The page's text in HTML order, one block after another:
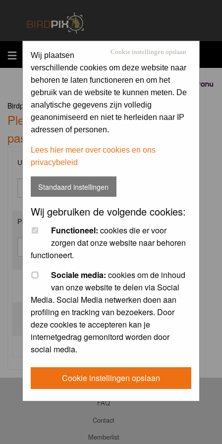
MENU
Sponsored by
Cookie instellingen opslaan
Wij plaatsen
verschillende cookies om deze website naar
behoren te laten functioneren en om het
gebruik van de website te kunnen meten. De
analytische gegevens zijn volledig
geanonimiseerd en niet te herleiden naar IP
adressen of personen.
Lees hier meer over cookies en ons
privacybeleid
Standaard instellingen
Wij gebruiken de volgende cookies:
Functioneel: cookies die er voor
zorgen dat onze website naar behoren
functioneert.
Sociale media: cookies om de inhoud
van onze website te delen via Social
Media. Social Media netwerken doen aan
profiling en tracking van bezoekers. Door
deze cookies te accepteren kan je
internetgedrag gemonitord worden door
social media.
Cookie instellingen opslaan
Birdpix.nl Forum Index
Please enter your username and
password to log in.
Username:
Password:
Log me on automatically each visit:
I forgot my password
FAQ
Contact
Memberlist